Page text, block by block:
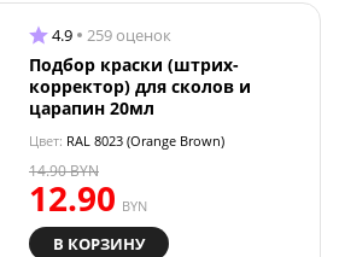
4.9 259 оценок
Подбор краски (штрих-
корректор) для сколов и
царапин 20мл
Цвет: RAL 8023 (Orange Brown)
12.90 BYN
14.90BYN
В КОРЗИНУ